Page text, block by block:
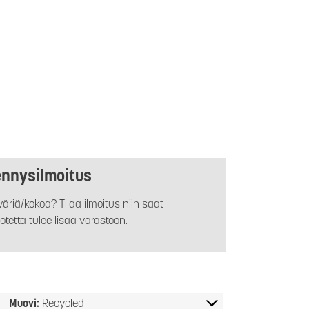
kokoa? Tilaa ilmoitus niin saat
tulee lisää varastoon.
Muovi: Recycled